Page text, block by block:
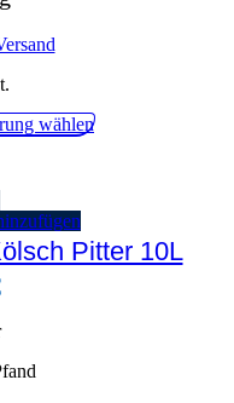
4x6x0.33l 0,0% Menge
wählenDieses
Die
Optionen
Pitter 10L